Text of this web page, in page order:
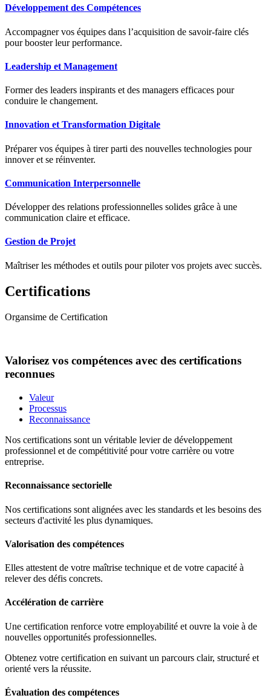
Développement des Compétences
Accompagner vos équipes dans l’acquisition de savoir-faire clés
pour booster leur performance.
Leadership et Management
Former des leaders inspirants et des managers efficaces pour
conduire le changement.
Innovation et Transformation Digitale
Préparer vos équipes à tirer parti des nouvelles technologies pour
innover et se réinventer.
Communication Interpersonnelle
Développer des relations professionnelles solides grâce à une
communication claire et efficace.
Gestion de Projet
Maîtriser les méthodes et outils pour piloter vos projets avec succès.
Certifications
Organsime de Certification
Valorisez vos compétences avec des certifications
reconnues
Valeur
Processus
Reconnaissance
Nos certifications sont un véritable levier de développement
professionnel et de compétitivité pour votre carrière ou votre
entreprise.
Reconnaissance sectorielle
Nos certifications sont alignées avec les standards et les besoins des
secteurs d'activité les plus dynamiques.
Valorisation des compétences
Elles attestent de votre maîtrise technique et de votre capacité à
relever des défis concrets.
Accélération de carrière
Une certification renforce votre employabilité et ouvre la voie à de
nouvelles opportunités professionnelles.
Obtenez votre certification en suivant un parcours clair, structuré et
orienté vers la réussite.
Évaluation des compétences